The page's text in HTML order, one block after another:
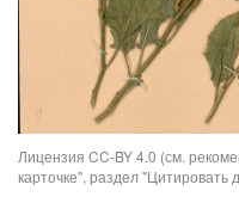
Лицензия CC-BY 4.0 (см.
карточке", раздел "Цитировать